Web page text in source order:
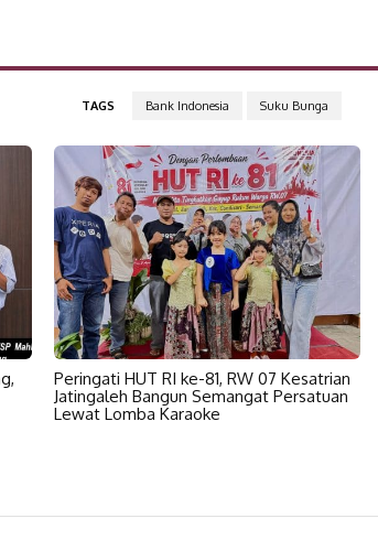
TAGS Bank Indonesia Suku Bunga
Peringati HUT RI ke-81, RW 07 Kesatrian
Jatingaleh Bangun Semangat Persatuan
Lewat Lomba Karaoke